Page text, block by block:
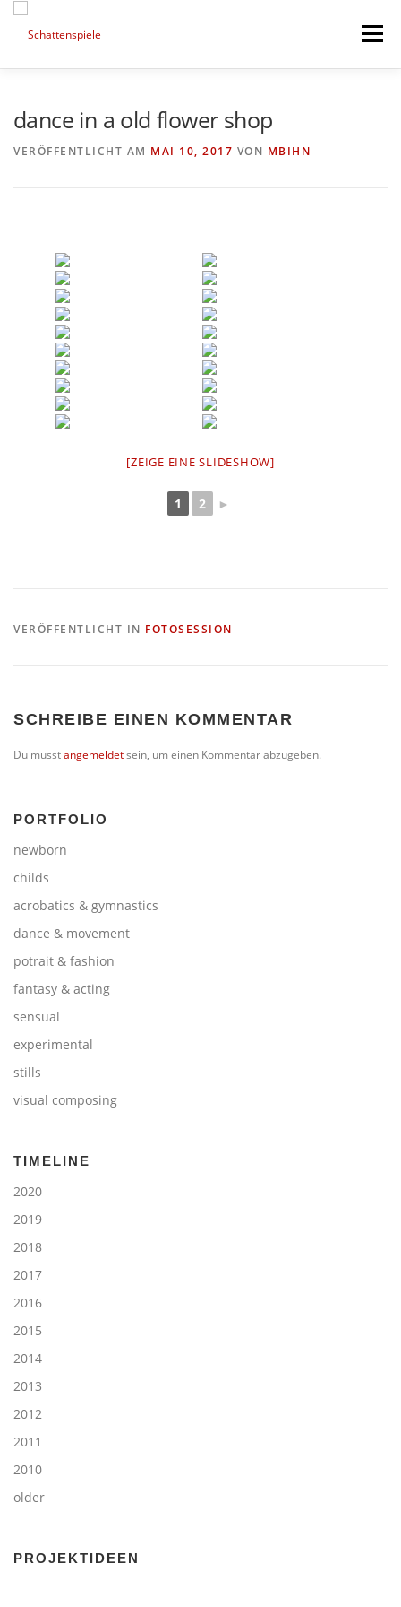
Menü
dance in a old flower shop
VERÖFFENTLICHT AM MAI 10, 2017 VON MBIHN
[ZEIGE EINE SLIDESHOW]
1 2 ►
VERÖFFENTLICHT IN FOTOSESSION
SCHREIBE EINEN KOMMENTAR
Du musstangemeldetsein, um einen Kommentar abzugeben.
PORTFOLIO
newborn
childs
acrobatics & gymnastics
dance & movement
potrait & fashion
fantasy & acting
sensual
experimental
stills
visual composing
TIMELINE
2020
2019
2018
2017
2016
2015
2014
2013
2012
2011
2010
older
PROJEKTIDEEN